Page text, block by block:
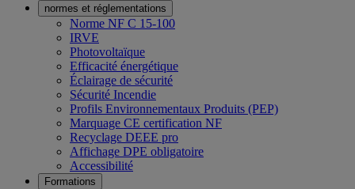
normes et réglementations
Norme NF C 15-100
IRVE
Photovoltaïque
Efficacité énergétique
Éclairage de sécurité
Sécurité Incendie
Profils Environnementaux Produits (PEP)
Marquage CE certification NF
Recyclage DEEE pro
Affichage DPE obligatoire
Accessibilité
Formations